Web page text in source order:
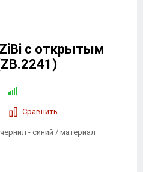
с открытым
Сравнить
- синий / материал